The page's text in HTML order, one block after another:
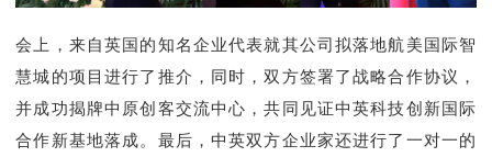
会上，来自英国的知名企业代表就其公司拟落地航美国际智
慧城的项目进行了 推介，同时，双方签署了战略合作协议，
并成功揭牌中原创客交流中心，共同见证中英科技创新国际
合作新基地落成。最后，中英双方企业家还进行了一对一的